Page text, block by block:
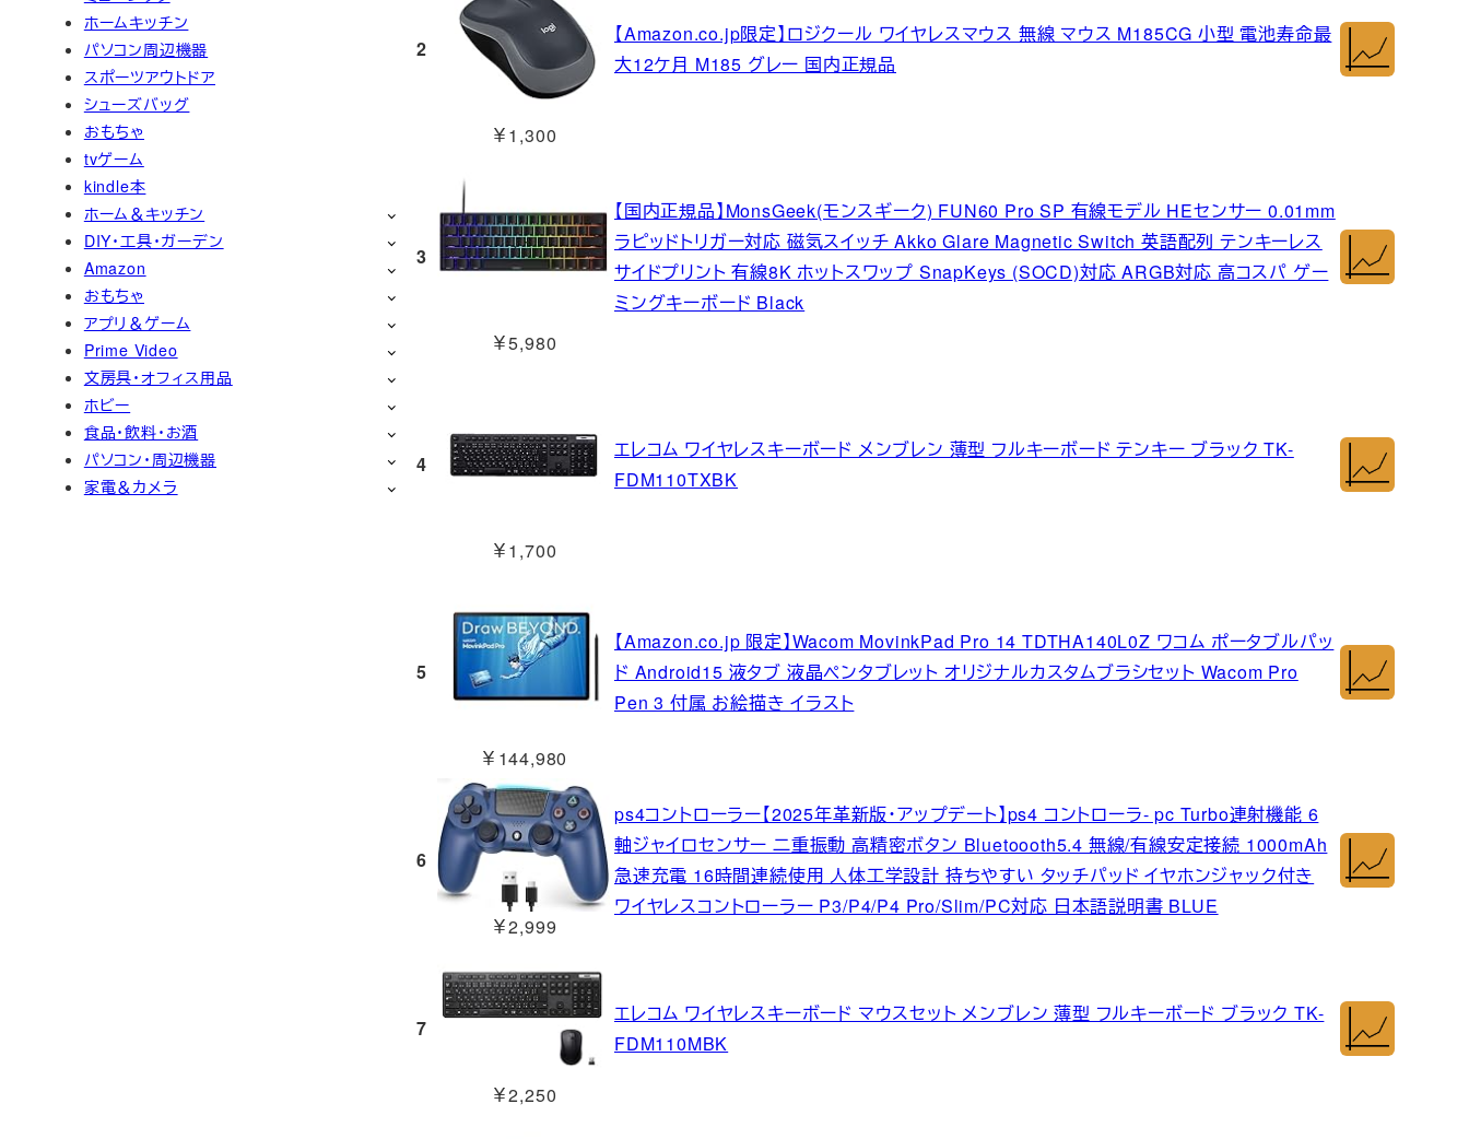
2
￥1,300
【Amazon.co.jp限定】ロジクール ワイヤレスマウス 無線 マウス M185CG 小型 電池寿命最
大12ケ月 M185 グレー 国内正規品
3
￥5,980
【国内正規品】MonsGeek(モンスギーク) FUN60 Pro SP 有線モデル HEセンサー 0.01mm
ラピッドトリガー対応 磁気スイッチ Akko Glare Magnetic Switch 英語配列 テンキーレス
サイドプリント 有線8K ホットスワップ SnapKeys (SOCD)対応 ARGB対応 高コスパ ゲー
ミングキーボード Black
4
￥1,700
エレコム ワイヤレスキーボード メンブレン 薄型 フルキーボード テンキー ブラック TK-
FDM110TXBK
5
￥144,980
【Amazon.co.jp 限定】Wacom MovinkPad Pro 14 TDTHA140L0Z ワコム ポータブルパッ
ド Android15 液タブ 液晶ペンタブレット オリジナルカスタムブラシセット Wacom Pro
Pen 3 付属 お絵描き イラスト
6
￥2,999
ps4コントローラー【2025年革新版・アップデート】ps4 コントローラ- pc Turbo連射機能 6
軸ジャイロセンサー 二重振動 高精密ボタン Bluetoooth5.4 無線/有線安定接続 1000mAh
急速充電 16時間連続使用 人体工学設計 持ちやすい タッチパッド イヤホンジャック付き
ワイヤレスコントローラー P3/P4/P4 Pro/Slim/PC対応 日本語説明書 BLUE
7
￥2,250
エレコム ワイヤレスキーボード マウスセット メンブレン 薄型 フルキーボード ブラック TK-
FDM110MBK
ホームキッチン
パソコン周辺機器
スポーツアウトドア
シューズバッグ
おもちゃ
tvゲーム
kindle本
ホーム＆キッチン
DIY・工具・ガーデン
Amazon
おもちゃ
アプリ＆ゲーム
Prime Video
文房具・オフィス用品
ホビー
食品・飲料・お酒
パソコン・周辺機器
家電＆カメラ